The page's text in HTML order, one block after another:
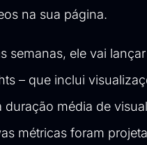
na sua página.
semanas, ele vai
– que inclui
duração média de
métricas foram